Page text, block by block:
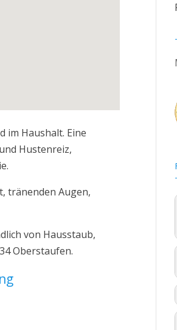
im Haushalt. Eine
Hustenreiz,
tränenden Augen,
von Hausstaub,
Oberstaufen.